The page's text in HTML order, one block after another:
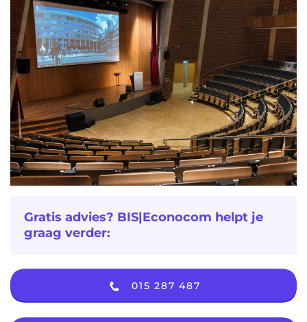
Gratis advies? BIS|Econocom helpt je
graag verder:
015 287 487